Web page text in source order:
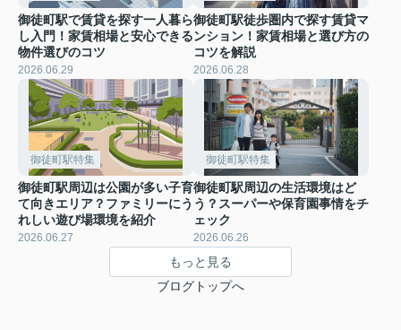
御徒町駅で賃貸を探す一人暮ら
し入門！家賃相場と安心できる
物件選びのコツ
2026.06.29
御徒町駅徒歩圏内で探す賃貸マ
ンション！家賃相場と選び方の
コツを解説
2026.06.28
御徒町駅特集
御徒町駅周辺は公園が多い子育
て向きエリア？ファミリーにう
れしい遊び場環境を紹介
2026.06.27
御徒町駅特集
御徒町駅周辺の生活環境はど
う？スーパーや保育園事情をチ
ェック
2026.06.26
もっと見る
ブログトップへ